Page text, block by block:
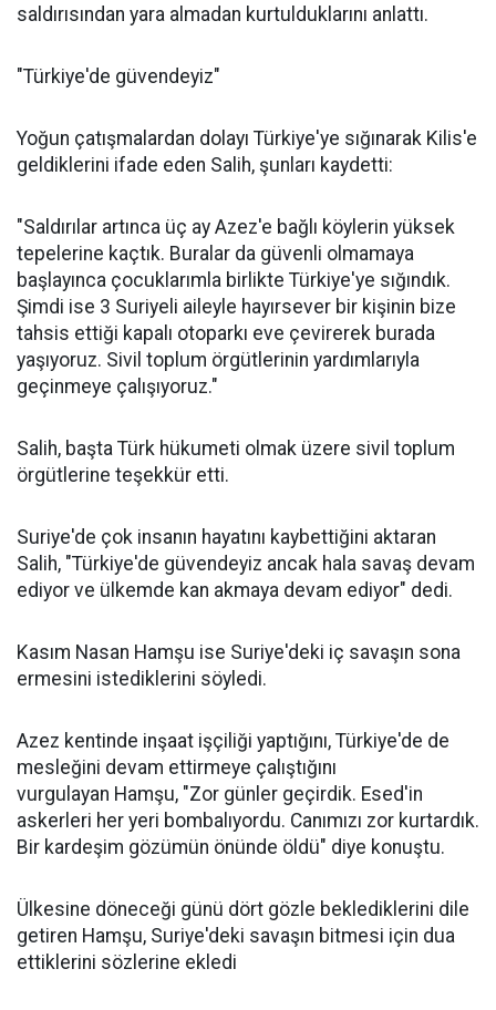
saldırısından yara almadan kurtulduklarını anlattı.
"Türkiye'de güvendeyiz"
Yoğun çatışmalardan dolayı Türkiye'ye sığınarak Kilis'e
geldiklerini ifade eden Salih, şunları kaydetti:
"Saldırılar artınca üç ay Azez'e bağlı köylerin yüksek
tepelerine kaçtık. Buralar da güvenli olmamaya
başlayınca çocuklarımla birlikte Türkiye'ye sığındık.
Şimdi ise 3 Suriyeli aileyle hayırsever bir kişinin bize
tahsis ettiği kapalı otoparkı eve çevirerek burada
yaşıyoruz. Sivil toplum örgütlerinin yardımlarıyla
geçinmeye çalışıyoruz."
Salih, başta Türk hükumeti olmak üzere sivil toplum
örgütlerine teşekkür etti.
Suriye'de çok insanın hayatını kaybettiğini aktaran
Salih, "Türkiye'de güvendeyiz ancak hala savaş devam
ediyor ve ülkemde kan akmaya devam ediyor" dedi.
Kasım Nasan Hamşu ise Suriye'deki iç savaşın sona
ermesini istediklerini söyledi.
Azez kentinde inşaat işçiliği yaptığını, Türkiye'de de
mesleğini devam ettirmeye çalıştığını
vurgulayan Hamşu, "Zor günler geçirdik. Esed'in
askerleri her yeri bombalıyordu. Canımızı zor kurtardık.
Bir kardeşim gözümün önünde öldü" diye konuştu.
Ülkesine döneceği günü dört gözle beklediklerini dile
getiren Hamşu, Suriye'deki savaşın bitmesi için dua
ettiklerini sözlerine ekledi